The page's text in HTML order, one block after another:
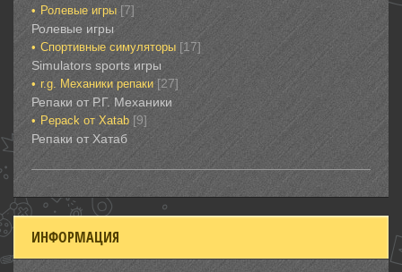
Ролевые игры‎ [7]
Ролевые игры‎‎‎‎‎‎
Спортивные‎ симуляторы [17]
Simulators sports игры
r.g. Механики репаки [27]
Репаки от Р.Г. Механики
Рepack от Xatab [9]
Репаки от Хатаб
ИНФОРМАЦИЯ